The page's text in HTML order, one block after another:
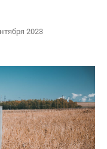
2023